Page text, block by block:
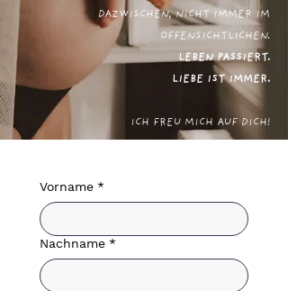
DAZWISCHEN, NICHT IMMER IM
OFFENSICHTLICHEN.
LEBEN PASSIERT.
LIEBE IST IMMER.
ICH FREU MICH AUF DICH!
Vorname *
Nachname *